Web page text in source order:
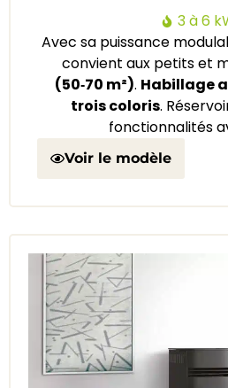
3 à 6
Avec sa puissance
convient aux petits et
(50‑70 m²). Habillage
trois coloris.
fonctionnalités
Voir le modèle